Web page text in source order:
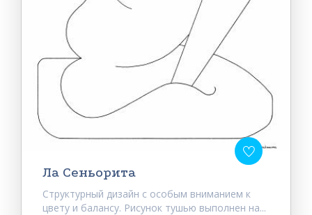
Ла Сеньорита
Структурный дизайн с особым вниманием к
цвету и балансу. Рисунок тушью выполнен на...